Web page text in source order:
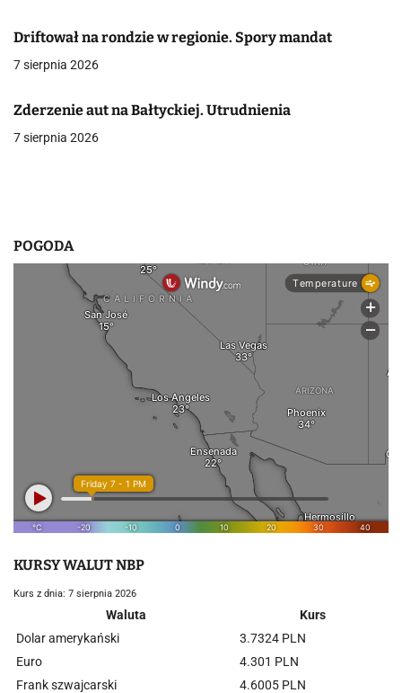
w
i
Driftował na rondzie w regionie. Spory mandat
7 sierpnia 2026
Zderzenie aut na Bałtyckiej. Utrudnienia
7 sierpnia 2026
POGODA
KURSY WALUT NBP
Kurs z dnia: 7 sierpnia 2026
Waluta
Kurs
Dolar amerykański
3.7324 PLN
Euro
4.301 PLN
Frank szwajcarski
4.6005 PLN